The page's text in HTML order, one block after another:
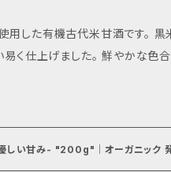
冷蔵庫で保管し、お早めにお召
。 黒米の栄養価を余すことなく取り入れられ
香ばしい味わい、まろやかな甘さを
blog/
優しい甘み- "200g"│オーガニック